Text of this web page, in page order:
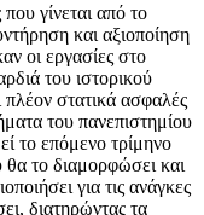
γίνεται από το
και αξιοποίηση
οι εργασίες στο
του ιστορικού
πλέον στατικά ασφαλές
του πανεπιστημίου
το επόμενο τρίμηνο
το διαμορφώσει και
για τις ανάγκες
διατηρώντας τα